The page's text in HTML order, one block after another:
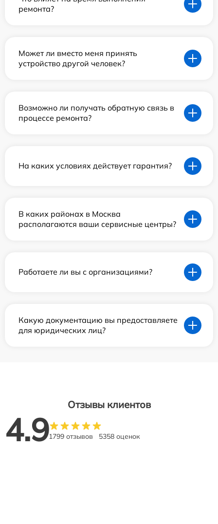
ремонта?
Может ли вместо меня принять
устройство другой человек?
Возможно ли получать обратную связь в
процессе ремонта?
На каких условиях действует гарантия?
В каких районах в Москва
располагаются ваши сервисные центры?
Работаете ли вы с организациями?
Какую документацию вы предоставляете
для юридических лиц?
Отзывы клиентов
4.91799 отзывов 5358 оценок